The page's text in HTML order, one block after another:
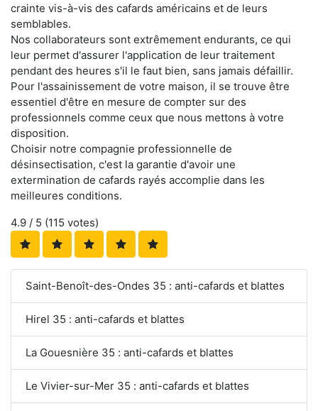
crainte vis-à-vis des cafards américains et de leurs
semblables.
Nos collaborateurs sont extrêmement endurants, ce qui
leur permet d'assurer l'application de leur traitement
pendant des heures s'il le faut bien, sans jamais défaillir.
Pour l'assainissement de votre maison, il se trouve être
essentiel d'être en mesure de compter sur des
professionnels comme ceux que nous mettons à votre
disposition.
Choisir notre compagnie professionnelle de
désinsectisation, c'est la garantie d'avoir une
extermination de cafards rayés accomplie dans les
meilleures conditions.
4.9 / 5 (115 votes)
Saint-Benoît-des-Ondes 35 : anti-cafards et blattes
Hirel 35 : anti-cafards et blattes
La Gouesnière 35 : anti-cafards et blattes
Le Vivier-sur-Mer 35 : anti-cafards et blattes